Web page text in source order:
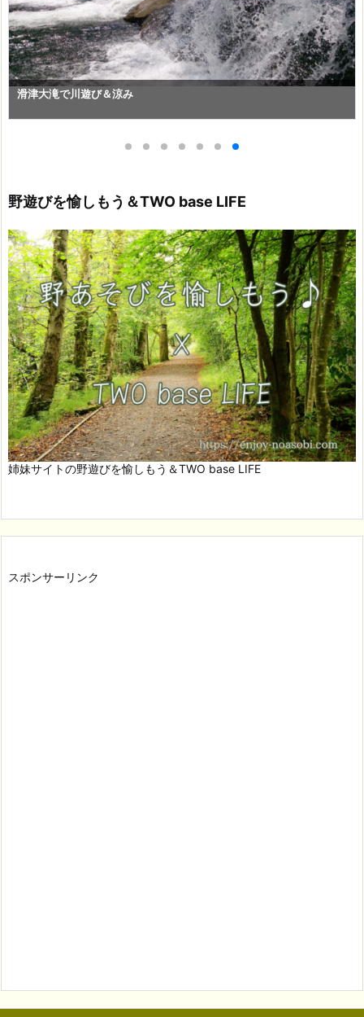
滑津大滝で川遊び＆涼み
野遊びを愉しもう＆TWO base LIFE
姉妹サイトの野遊びを愉しもう＆TWO base LIFE
スポンサーリンク